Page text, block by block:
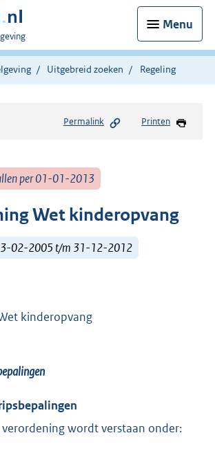
Menu
Uitgebreid zoeken Regeling
Permalink Printen
per 01-01-2013
Wet kinderopvang
02-2005 t/m 31-12-2012
kinderopvang
verordening wordt verstaan onder: